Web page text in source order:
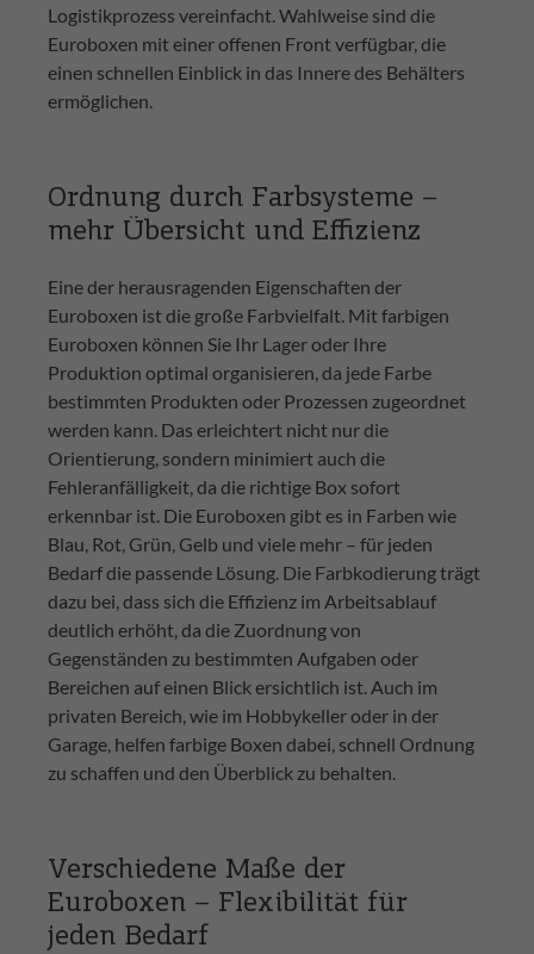
Logistikprozess vereinfacht. Wahlweise sind die
Euroboxen mit einer offenen Front verfügbar, die
einen schnellen Einblick in das Innere des Behälters
ermöglichen.
Ordnung durch Farbsysteme –
mehr Übersicht und Effizienz
Eine der herausragenden Eigenschaften der
Euroboxen ist die große Farbvielfalt. Mit farbigen
Euroboxen können Sie Ihr Lager oder Ihre
Produktion optimal organisieren, da jede Farbe
bestimmten Produkten oder Prozessen zugeordnet
werden kann. Das erleichtert nicht nur die
Orientierung, sondern minimiert auch die
Fehleranfälligkeit, da die richtige Box sofort
erkennbar ist. Die Euroboxen gibt es in Farben wie
Blau, Rot, Grün, Gelb und viele mehr – für jeden
Bedarf die passende Lösung. Die Farbkodierung trägt
dazu bei, dass sich die Effizienz im Arbeitsablauf
deutlich erhöht, da die Zuordnung von
Gegenständen zu bestimmten Aufgaben oder
Bereichen auf einen Blick ersichtlich ist. Auch im
privaten Bereich, wie im Hobbykeller oder in der
Garage, helfen farbige Boxen dabei, schnell Ordnung
zu schaffen und den Überblick zu behalten.
Verschiedene Maße der
Euroboxen – Flexibilität für
jeden Bedarf